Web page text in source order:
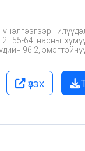
96.2,
үзэх